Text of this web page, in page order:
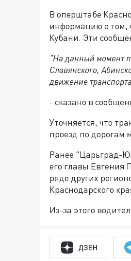
В оперштабе
информацию о том,
Кубани. Эти
"На данный момент
Славянского,
движение
- сказано в
Уточняется, что
проезд по дорогам
Ранее "Царьград-
его главы Евгения
ряде других
Краснодарского
Из-за этого
ДЗЕН